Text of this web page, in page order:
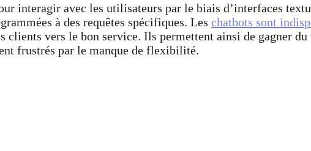
interagir avec les utilisateurs par le biais d’interfaces
à des requêtes spécifiques. Les chatbots sont
clients vers le bon service. Ils permettent ainsi de gagner
frustrés par le manque de flexibilité.